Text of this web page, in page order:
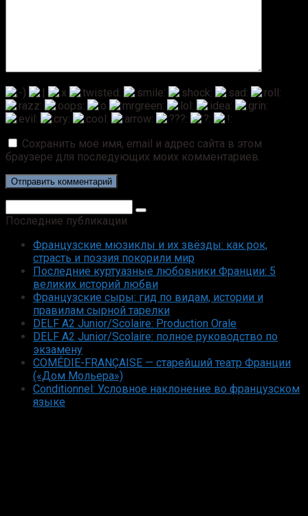
Сохранить моё имя, email и адрес сайта в этом
браузере для последующих моих комментариев.
Последние публикации
Французские мюзиклы и их звёзды: как рок,
страсть и поэзия покорили мир
Последние куртуазные любовники Франции: 5
великих историй любви
Французские сыры: гид по видам, истории и
правилам сырной тарелки
DELF A2 Junior/Scolaire: Production Orale
DELF A2 Junior/Scolaire: полное руководство по
экзамену
COMÉDIE-FRANÇAISE — старейший театр Франции
(«Дом Мольера»)
Conditionnel: Условное наклонение во французском
языке